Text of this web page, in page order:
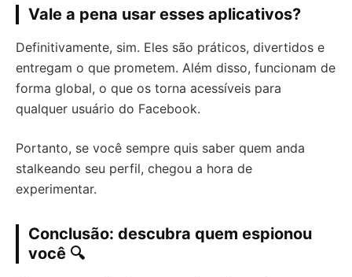
Vale a pena usar esses aplicativos?
Definitivamente, sim. Eles são práticos, divertidos e
entregam o que prometem. Além disso, funcionam de
forma global, o que os torna acessíveis para
qualquer usuário do Facebook.
Portanto, se você sempre quis saber quem anda
stalkeando seu perfil, chegou a hora de
experimentar.
Conclusão: descubra quem espionou
você 🔍